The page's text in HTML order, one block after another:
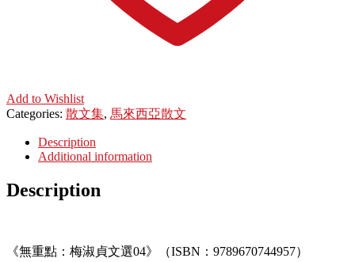
Add to Wishlist
Categories: 散文集, 馬來西亞散文
Description
Additional information
Description
《無重點：梅淑貞文選04》（ISBN：9789670744957）